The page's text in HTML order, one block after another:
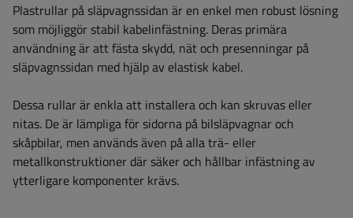
Plastrullar på släpvagnssidan är en enkel men robust lösning
som möjliggör stabil kabelinfästning. Deras primära
användning är att fästa skydd, nät och presenningar på
släpvagnssidan med hjälp av elastisk kabel.
Dessa rullar är enkla att installera och kan skruvas eller
nitas. De är lämpliga för sidorna på bilsläpvagnar och
skåpbilar, men används även på alla trä- eller
metallkonstruktioner där säker och hållbar infästning av
ytterligare komponenter krävs.